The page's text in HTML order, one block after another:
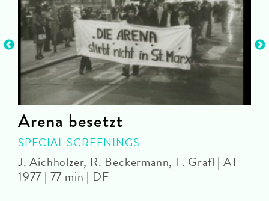
Arena besetzt
SPECIAL SCREENINGS
J. Aichholzer, R. Beckermann, F. Grafl | AT
1977 | 77 min | DF